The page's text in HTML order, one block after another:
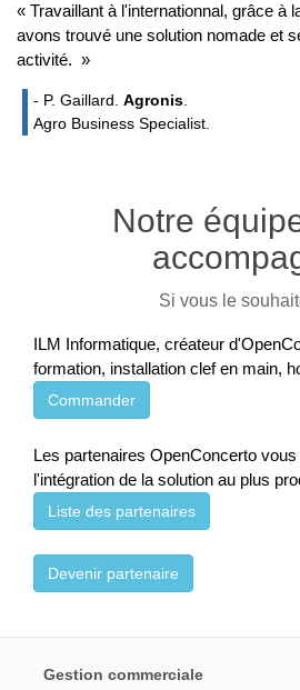
« Travaillant à l'internationnal, grâce à
avons trouvé une solution nomade et
activité. »
- P. Gaillard. Agronis
Agro Business Specialist.
Notre
Si vous le
ILM Informatique, créateur
formation, installation clef en main,
Commander
Les partenaires OpenConcerto
l'intégration de la solution au plus
Liste des partenaires
Devenir partenaire
Gestion commerciale